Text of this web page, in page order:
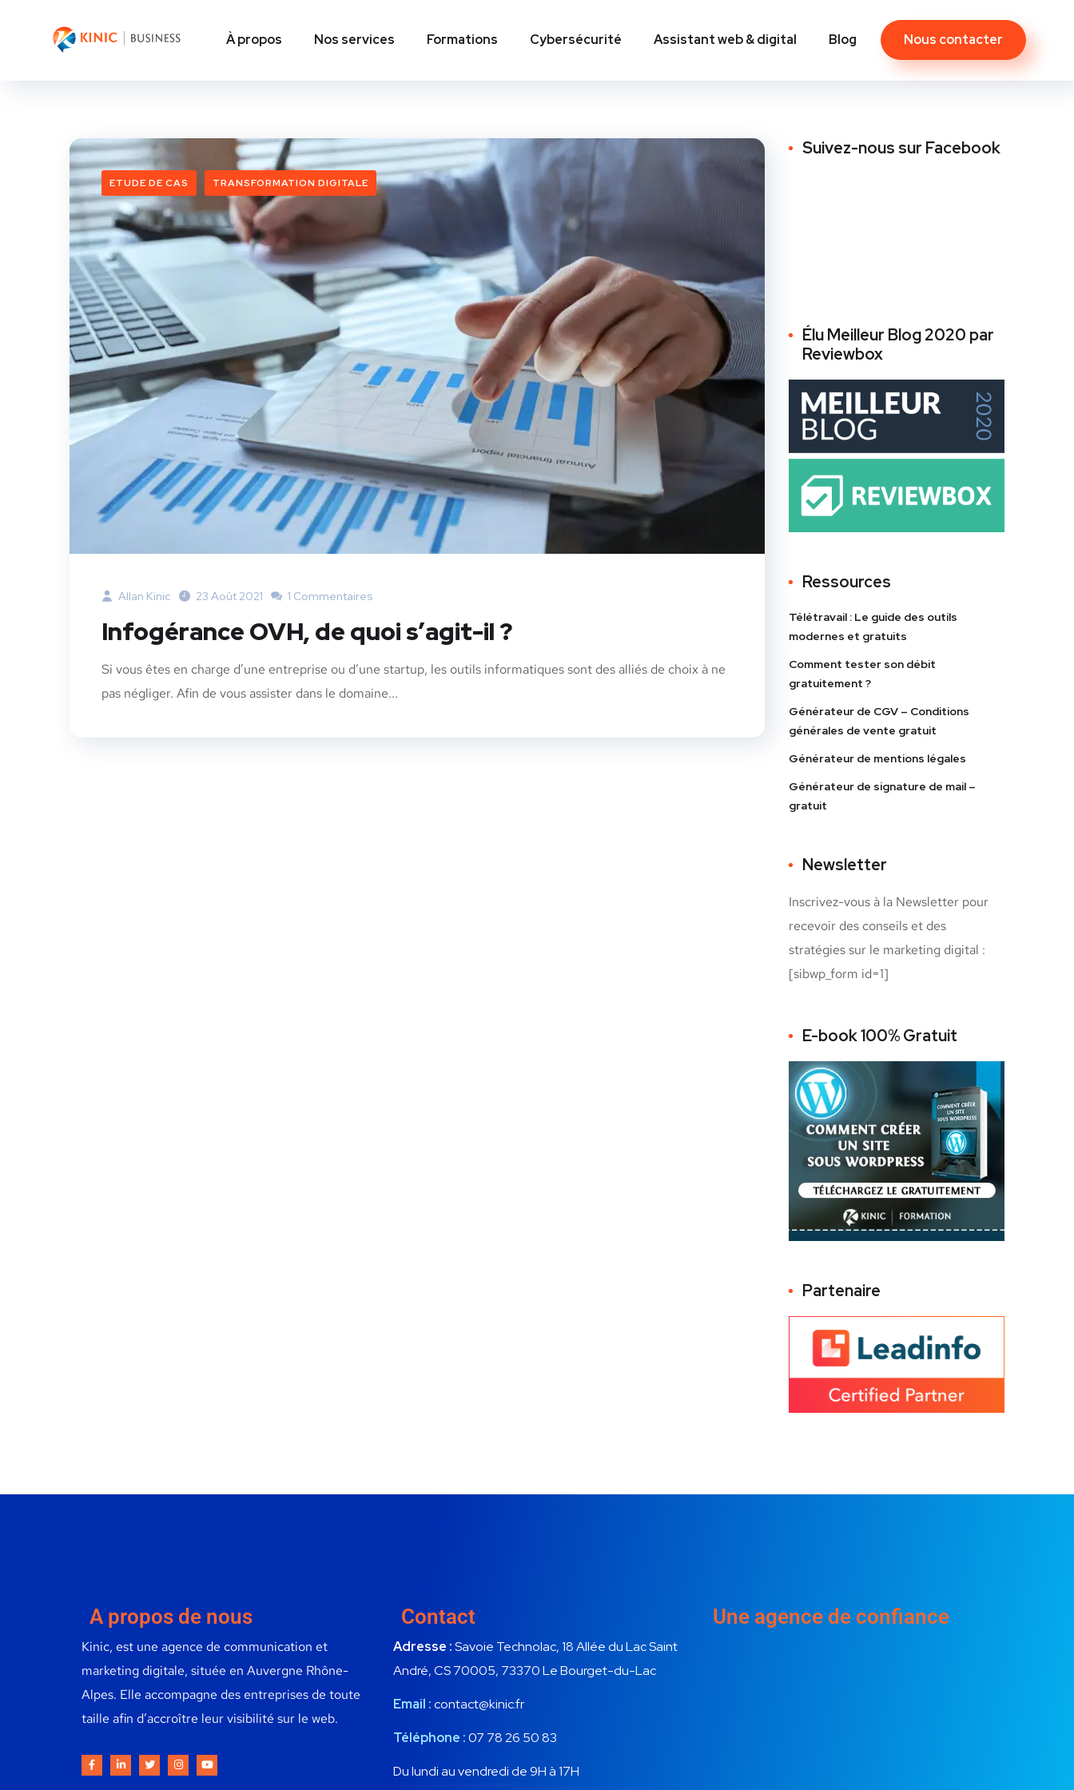
À propos Nos services Formations Cybersécurité Assistant web & digital Blog Contact
Nous contacter
ETUDE DE CAS TRANSFORMATION DIGITALE
Allan Kinic 23 Août 2021 1 Commentaires
Infogérance OVH, de quoi s’agit-il ?
Si vous êtes en charge d’une entreprise ou d’une startup, les outils informatiques sont des alliés de choix à ne
pas négliger. Afin de vous assister dans le domaine...
Suivez-nous sur Facebook
Élu Meilleur Blog 2020 par
Reviewbox
Ressources
Télétravail : Le guide des outils
modernes et gratuits
Comment tester son débit
gratuitement ?
Générateur de CGV – Conditions
générales de vente gratuit
Générateur de mentions légales
Générateur de signature de mail –
gratuit
Newsletter
Inscrivez-vous à la Newsletter pour
recevoir des conseils et des
stratégies sur le marketing digital :
[sibwp_form id=1]
E-book 100% Gratuit
Partenaire
A propos de nous
Kinic, est une agence de communication et
marketing digitale, située en Auvergne Rhône-
Alpes. Elle accompagne des entreprises de toute
taille afin d’accroître leur visibilité sur le web.
Contact
Adresse :Savoie Technolac, 18 Allée du Lac Saint
André, CS 70005, 73370 Le Bourget-du-Lac
Email :contact@kinic.fr
Téléphone :07 78 26 50 83
Du lundi au vendredi de 9H à 17H
Une agence de confiance